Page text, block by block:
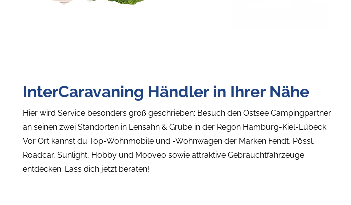
InterCaravaning Händler in Ihrer Nähe
Hier wird Service besonders groß geschrieben: Besuch den Ostsee Campingpartner
an seinen zwei Standorten in Lensahn & Grube in der Regon Hamburg-Kiel-Lübeck.
Vor Ort kannst du Top-Wohnmobile und -Wohnwagen der Marken Fendt, Pössl,
Roadcar, Sunlight, Hobby und Mooveo sowie attraktive Gebrauchtfahrzeuge
entdecken. Lass dich jetzt beraten!